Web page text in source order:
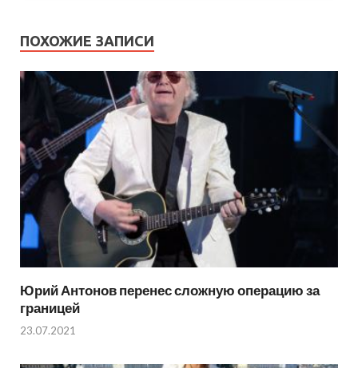
ПОХОЖИЕ ЗАПИСИ
Юрий Антонов перенес сложную операцию за
границей
23.07.2021